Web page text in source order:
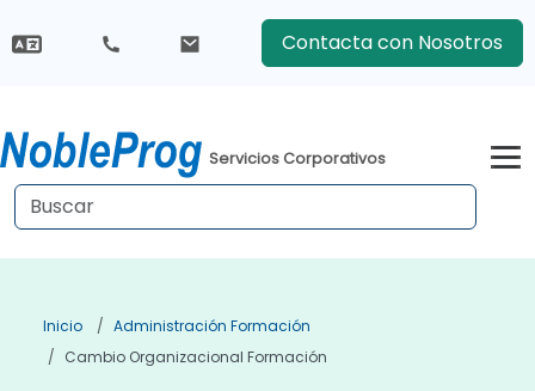
Contacta con Nosotros
Servicios Corporativos
Inicio
Administración Formación
Cambio Organizacional Formación